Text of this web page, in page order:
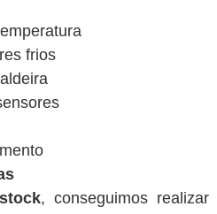
frios
, conseguimos realizar